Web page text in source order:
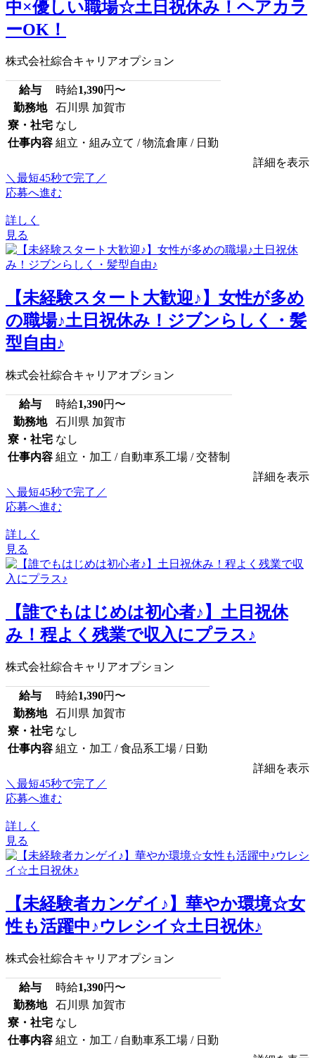
中×優しい職場☆土日祝休み！ヘアカラ
ーOK！
株式会社綜合キャリアオプション
給与 時給1,390円〜
勤務地
石川県 加賀市
寮・社宅 なし
仕事内容 組立・組み立て / 物流倉庫 / 日勤
詳細を表示
＼最短45秒で完了／
応募へ進む
詳しく
見る
【未経験スタート大歓迎♪】女性が多め
の職場♪土日祝休み！ジブンらしく・髪
型自由♪
株式会社綜合キャリアオプション
給与 時給1,390円〜
勤務地
石川県 加賀市
寮・社宅 なし
仕事内容 組立・加工 / 自動車系工場 / 交替制
詳細を表示
＼最短45秒で完了／
応募へ進む
詳しく
見る
【誰でもはじめは初心者♪】土日祝休
み！程よく残業で収入にプラス♪
株式会社綜合キャリアオプション
給与 時給1,390円〜
勤務地
石川県 加賀市
寮・社宅 なし
仕事内容 組立・加工 / 食品系工場 / 日勤
詳細を表示
＼最短45秒で完了／
応募へ進む
詳しく
見る
【未経験者カンゲイ♪】華やか環境☆女
性も活躍中♪ウレシイ☆土日祝休♪
株式会社綜合キャリアオプション
給与 時給1,390円〜
勤務地
石川県 加賀市
寮・社宅 なし
仕事内容 組立・加工 / 自動車系工場 / 日勤